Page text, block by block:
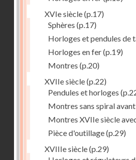
XVIe siècle(p.17)
Sphères (p.17)
Horloges et pendules de
Horloges en fer(p.19)
Montres (p.20)
XVIIe siècle(p.22)
Pendules et horloges
Montres sans spiral
Montres XVIIe siècle
Pièce d'outillage(p.29)
XVIIIe siècle(p.29)